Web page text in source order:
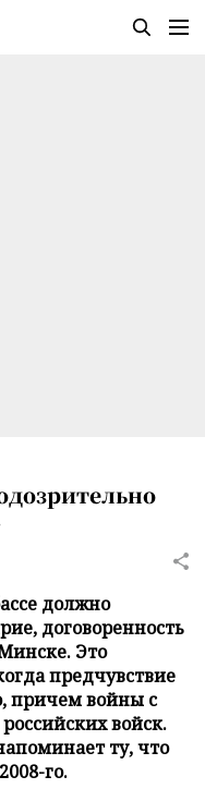
должно
договоренность
Это
предчувствие
причем войны с
войск.
ту, что
го.